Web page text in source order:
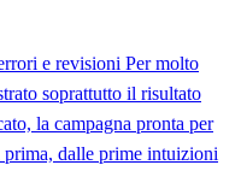
e revisioni Per molto
soprattutto il risultato
la campagna pronta per
prima, dalle prime intuizioni